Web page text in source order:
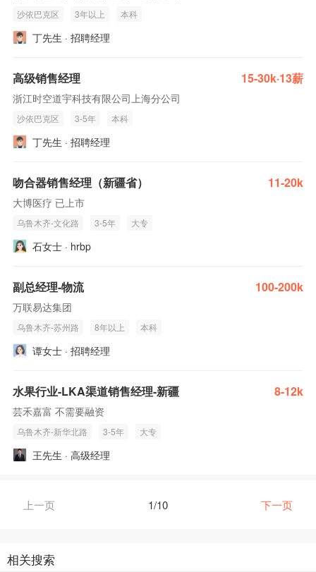
沙依巴克区 3年以上 本科
丁先生 · 招聘经理
高级销售经理 15-30k·13薪
浙江时空道宇科技有限公司上海分公司
沙依巴克区 3-5年 本科
丁先生 · 招聘经理
吻合器销售经理（新疆省） 11-20k
大博医疗 已上市
乌鲁木齐-文化路 3-5年 大专
石女士 · hrbp
副总经理-物流 100-200k
万联易达集团
乌鲁木齐-苏州路 8年以上 本科
谭女士 · 招聘经理
水果行业-LKA渠道销售经理-新疆 8-12k
芸禾嘉富 不需要融资
乌鲁木齐-新华北路 3-5年 大专
王先生 · 高级经理
上一页 1/10 下一页
相关搜索